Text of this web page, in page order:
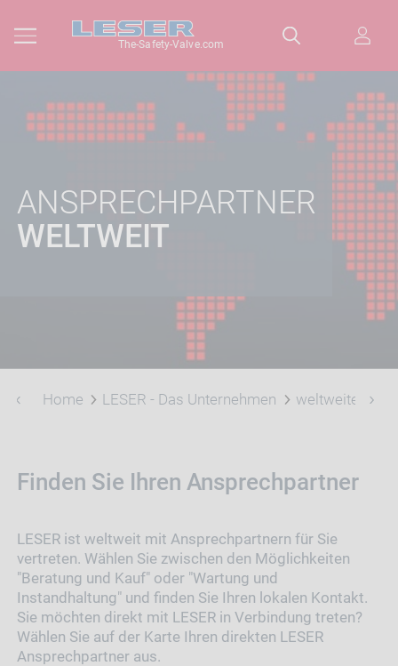
The-Safety-Valve.com
ANSPRECHPARTNER
WELTWEIT
Home LESER - Das Unternehmen weltweite
Finden Sie Ihren Ansprechpartner
LESER ist weltweit mit Ansprechpartnern für Sie
vertreten. Wählen Sie zwischen den Möglichkeiten
"Beratung und Kauf" oder "Wartung und
Instandhaltung" und finden Sie Ihren lokalen Kontakt.
Sie möchten direkt mit LESER in Verbindung treten?
Wählen Sie auf der Karte Ihren direkten LESER
Ansprechpartner aus.